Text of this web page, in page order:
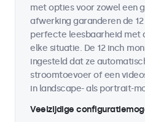
met opties voor zowel een
afwerking garanderen de
perfecte leesbaarheid met
elke situatie. De 12 inch
ingesteld dat ze
stroomtoevoer of een
in landscape- als portrait-
Veelzijdige